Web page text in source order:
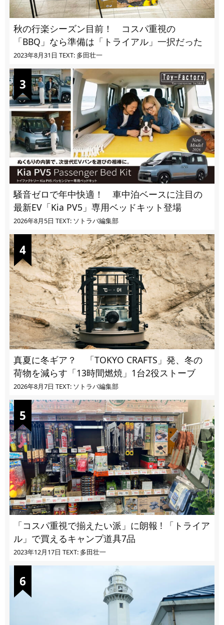
秋の行楽シーズン目前！ コスパ重視の
「BBQ」なら準備は「トライアル」一択だった
2023年8月31日 TEXT: 多田壮一
騒音ゼロで年中快適！ 車中泊ベースに注目の
最新EV「Kia PV5」専用ベッドキット登場
2026年8月5日 TEXT: ソトラバ編集部
真夏に冬ギア？ 「TOKYO CRAFTS」発、冬の
荷物を減らす「13時間燃焼」1台2役ストーブ
2026年8月7日 TEXT: ソトラバ編集部
「コスパ重視で揃えたい派」に朗報 ! 「トライア
ル」で買えるキャンプ道具7品
2023年12月17日 TEXT: 多田壮一